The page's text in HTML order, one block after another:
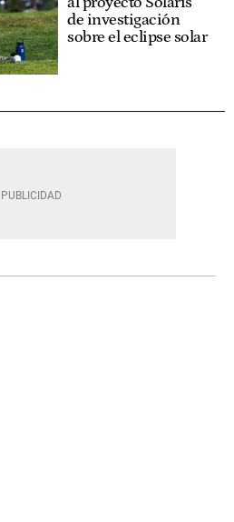
de investigación
sobre el eclipse solar